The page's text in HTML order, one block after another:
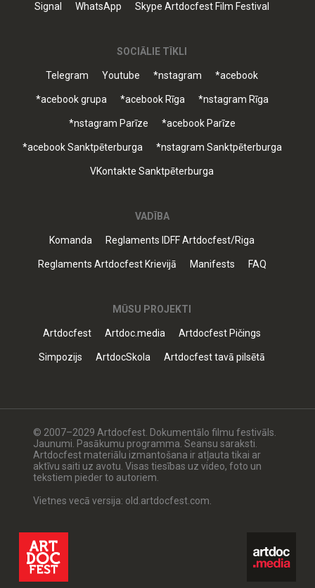
Signal WhatsApp Skype Artdocfest Film Festival
SOCIĀLIE TĪKLI
Telegram Youtube *nstagram *acebook
*acebook grupa *acebook Rīga *nstagram Rīga
*nstagram Parīze *acebook Parīze
*acebook Sanktpēterburga *nstagram Sanktpēterburga
VKontakte Sanktpēterburga
VADĪBA
Komanda Reglaments IDFF Artdocfest/Riga
Reglaments Artdocfest Krievijā Manifests FAQ
MŪSU PROJEKTI
Artdocfest Artdoc.media Artdocfest Pičings
Simpozijs ArtdocSkola Artdocfest tavā pilsētā
© 2007–2029 Artdocfest. Dokumentālo filmu festivāls.
Jaunumi. Pasākumu programma. Seansu saraksti.
Artdocfest materiālu izmantošana ir atļauta tikai ar
aktīvu saiti uz avotu. Visas tiesības uz video, foto un
tekstiem pieder to autoriem.
Vietnes vecā versija: old.artdocfest.com.